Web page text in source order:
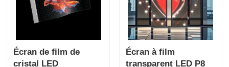
Écran de film de
cristal LED
Écran à film
transparent LED P8